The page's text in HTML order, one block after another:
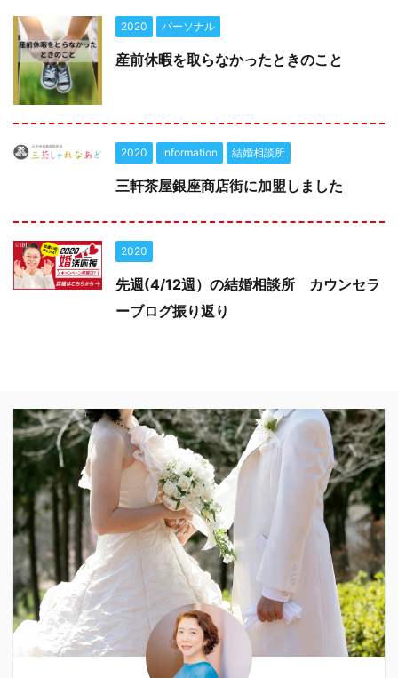
2020 パーソナル
産前休暇を取らなかったときのこと
2020 Information 結婚相談所
三軒茶屋銀座商店街に加盟しました
2020
先週(4/12週）の結婚相談所 カウンセラ
ーブログ振り返り